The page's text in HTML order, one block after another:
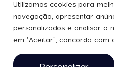
Utilizamos cookies para
navegação, apresentar
personalizados e analisar o
em "Aceitar", concorda com
Outro dos programas em
Future” é o
‘Bora Jovens
,
lançada pela Coca-Cola
alunos (entre os 18 e os